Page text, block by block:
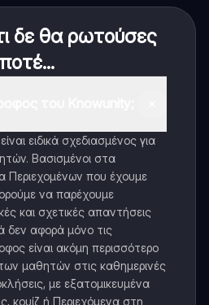
δε θα ρωτούσες
ποτέ...
ειδικά σχεδιασμένος για
Βασισμένοι στα
Περιεχομένων που έχουμε
να παρέχουμε
και σχετικές απαντήσεις
δεν αφορά μόνο τις
είναι ακόμη περισσότερο
μαθητών στις καθημερινές
με εξατομικευμένα
κουίζ ή Περιεχόμενα στη